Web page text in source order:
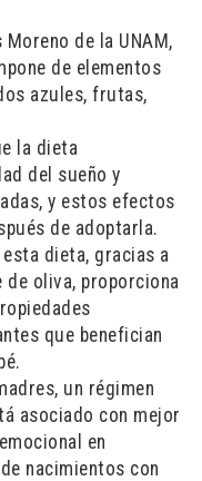
de la UNAM,
de elementos
azules, frutas,
la dieta
del sueño y
y estos efectos
de adoptarla.
dieta, gracias a
de oliva, proporciona
que benefician
un régimen
asociado con mejor
en
nacimientos con